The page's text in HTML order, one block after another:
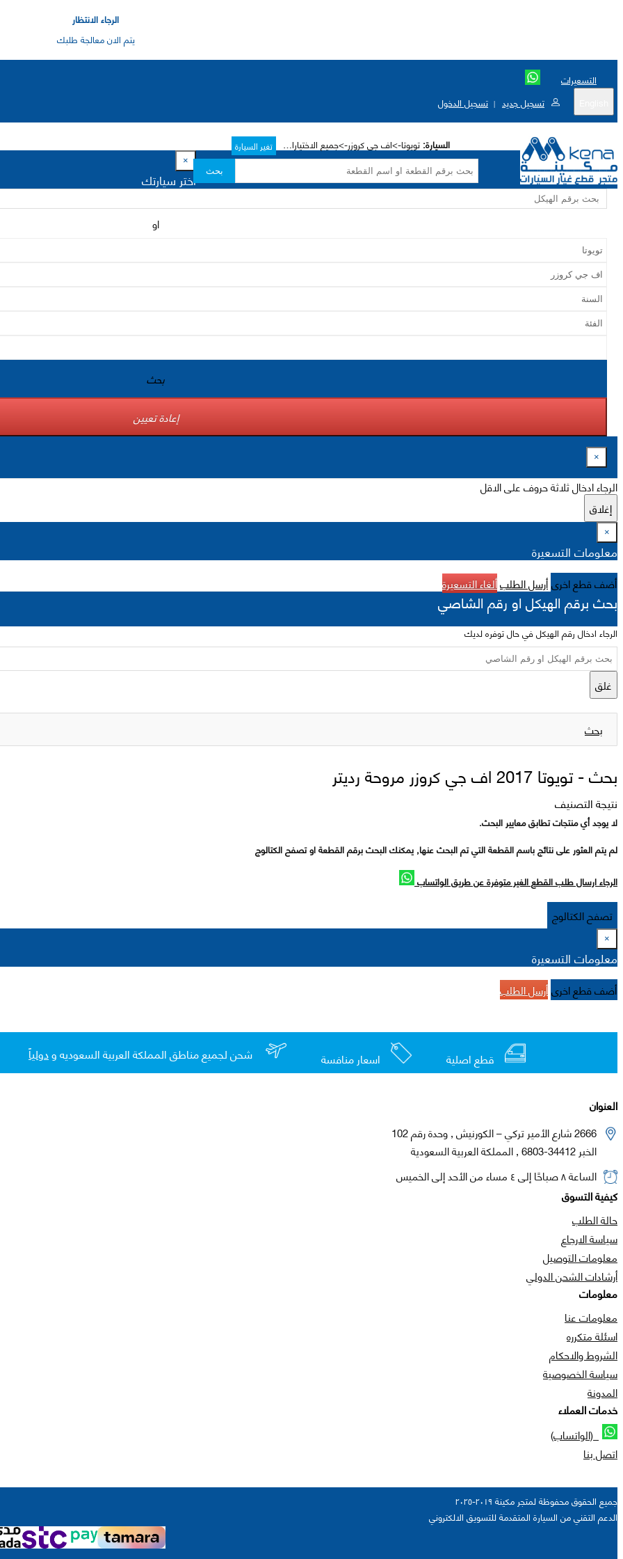
الرجاء الانتظار
يتم الان معالجة طلبك
التسعيرات
تسجيل جديد | تسجيل الدخول
السيارة: تويوتا->اف جي كروزر->جميع الاختيارات-> تغير السيارة
بحث
×
اختر سيارتك
او
بحث
إعادة تعيين
×
الرجاء ادخال ثلاثة حروف على الاقل
إغلاق
×
معلومات التسعيرة
أضف قطع اخرىأرسل الطلبألغاء التسعيرة
بحث برقم الهيكل او رقم الشاصي
الرجاء ادخال رقم الهيكل في حال توفره لديك
غلق
بحث
بحث -تويوتا 2017 اف جي كروزر مروحة رديتر
نتيجة التصنيف
لا يوجد أي منتجات تطابق معايير البحث.
لم يتم العثور على نتائج باسم القطعة التي تم البحث عنها, يمكنك البحث برقم القطعة او تصفح الكتالوج
الرجاء ارسال طلب القطع الغير متوفرة عن طريق الواتساب
تصفح الكتالوج
×
معلومات التسعيرة
أضف قطع اخرىأرسل الطلب
قطع اصلية اسعار منافسة شحن لجميع مناطق المملكة العربية السعوديه ودولياً
العنوان
2666 شارع الأمير تركي – الكورنيش , وحدة رقم 102
الخبر 34412-6803 , المملكة العربية السعودية
الساعة ٨ صباحًا إلى ٤ مساء من الأحد إلى الخميس
كيفية التسوق
حالة الطلب
سياسة الارجاع
معلومات التوصيل
أرشادات الشحن الدولي
معلومات
معلومات عنا
اسئلة متكرره
الشروط والاحكام
سياسة الخصوصية
المدونة
خدمات العملاء
(الواتساب)
اتصل بنا
جميع الحقوق محفوظة لمتجر مكينة ٢٠١٩-٢٠٢٥
الدعم التقني من السيارة المتقدمة للتسويق الالكتروني